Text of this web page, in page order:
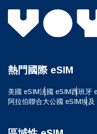
熱門國際 eSIM
美國 eSIM法國 eSIM西班牙
阿拉伯聯合大公國 eSIM埃及